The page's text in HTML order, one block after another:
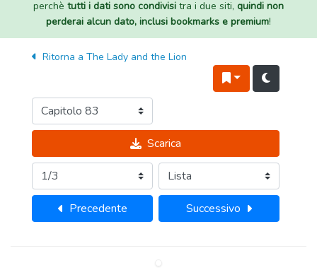
perchè tutti i dati sono condivisi tra i due siti, quindi non
perderai alcun dato, inclusi bookmarks e premium!
Ritorna a The Lady and the Lion
Scarica
Precedente Successivo